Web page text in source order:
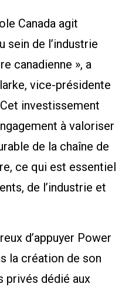
Canada agit
sein de l’industrie
canadienne », a
vice-présidente
investissement
à valoriser
de la chaîne de
ce qui est essentiel
de l’industrie et
d’appuyer Power
la création de son
privés dédié aux